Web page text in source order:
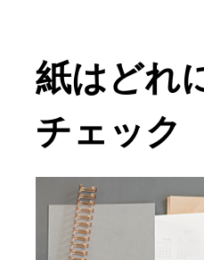
紙はどれ
チェック